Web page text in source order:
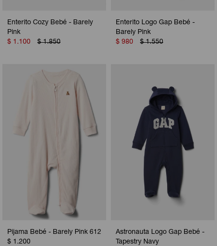
Enterito Cozy Bebé - Barely
Pink
$ 1.100 $ 1.850
Enterito Logo Gap Bebé -
Barely Pink
$ 980 $ 1.550
Pijama Bebé - Barely Pink 612
$ 1.200
Astronauta Logo Gap Bebé -
Tapestry Navy